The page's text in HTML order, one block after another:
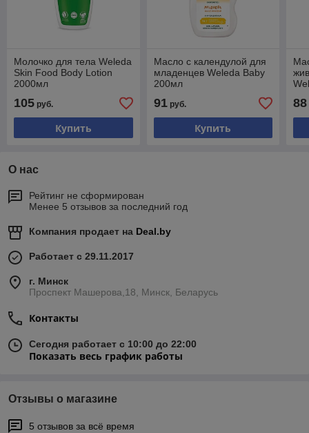
Молочко для тела Weleda
Skin Food Body Lotion
2000мл
105 руб.
Купить
Масло с календулой для
младенцев Weleda Baby
200мл
91руб.
Купить
88
О нас
Рейтинг не сформирован
Менее 5 отзывов за последний год
Компания продает на Deal.by
Работает с 29.11.2017
г. Минск
Проспект Машерова,18, Минск, Беларусь
Контакты
Сегодня работает с 10:00 до 22:00
Показать весь график работы
Отзывы о магазине
5 отзывов за всё время